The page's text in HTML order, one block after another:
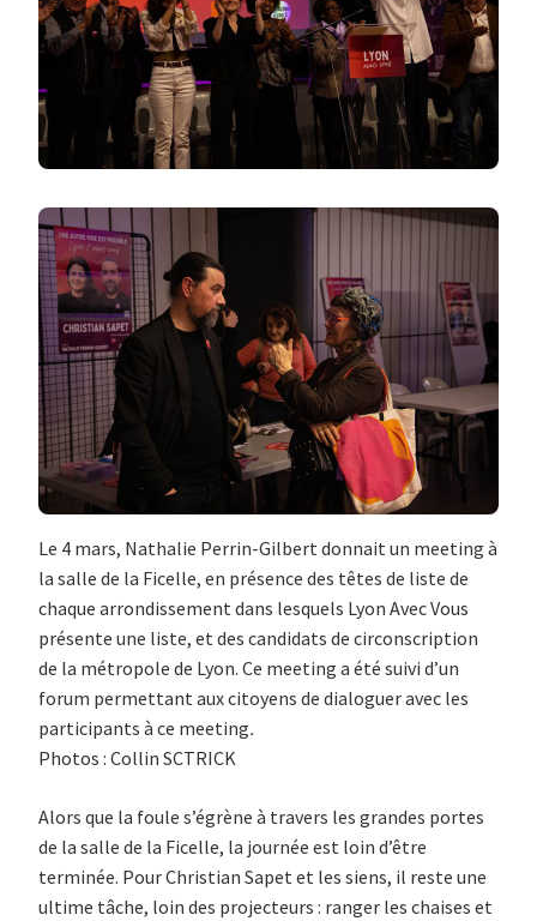
Le 4 mars, Nathalie Perrin-Gilbert donnait un meeting à
la salle de la Ficelle, en présence des têtes de liste de
chaque arrondissement dans lesquels Lyon Avec Vous
présente une liste, et des candidats de circonscription
de la métropole de Lyon. Ce meeting a été suivi d’un
forum permettant aux citoyens de dialoguer avec les
participants à ce meeting.
Photos : Collin SCTRICK
Alors que la foule s’égrène à travers les grandes portes
de la salle de la Ficelle, la journée est loin d’être
terminée. Pour Christian Sapet et les siens, il reste une
ultime tâche, loin des projecteurs : ranger les chaises et